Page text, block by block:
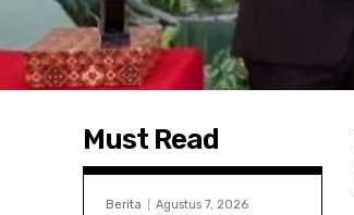
Must Read
Berita Agustus 7, 2026